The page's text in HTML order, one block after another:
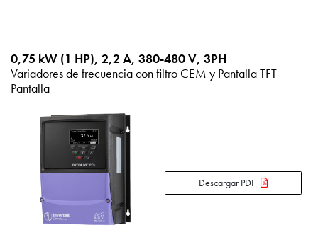
0,75 kW (1 HP), 2,2 A, 380-480 V, 3PH
Variadores de frecuencia con filtro CEM y Pantalla TFT
Pantalla
Descargar PDF